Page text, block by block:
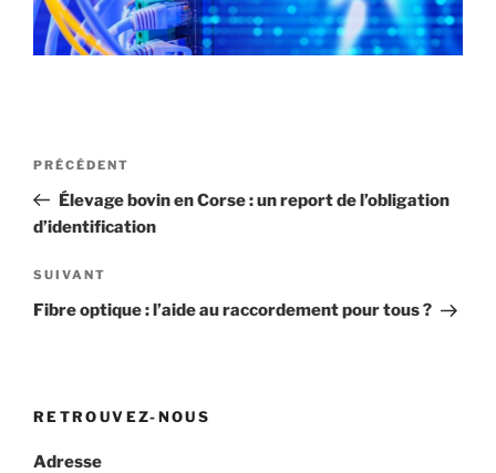
Navigation
l’article
Article
précédent
PRÉCÉDENT
Élevage bovin en Corse : un report de l’obligation
d’identification
Article
suivant
SUIVANT
Fibre optique : l’aide au raccordement pour tous ?
RETROUVEZ-NOUS
Adresse